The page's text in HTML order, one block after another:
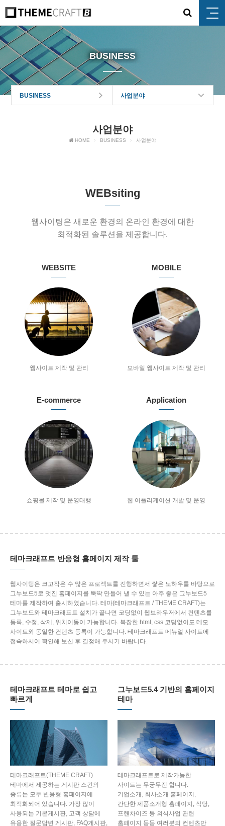
BUSINESS
BUSINESS 사업분야
사업분야
HOME BUSINESS 사업분야
WEBsiting
웹사이팅은 새로운 환경의 온라인 환경에 대한
최적화된 솔루션을 제공합니다.
WEBSITE
웹사이트 제작 및 관리
MOBILE
모바일 웹사이트 제작 및 관리
E-commerce
쇼핑몰 제작 및 운영대행
Application
웹 어플리케이션 개발 및 운영
테마크래프트 반응형 홈페이지 제작 툴
웹사이팅은 크고작은 수 많은 프로젝트를 진행하면서 쌓은 노하우를 바탕으로
그누보드5로 멋진 홈페이지를 뚝딱 만들어 낼 수 있는 아주 좋은 그누보드5
테마를 제작하여 출시하였습니다. 테마(테마크래프트 / THEME CRAFT)는
그누보드와 테마크래프트 설치가 끝나면 코딩없이 웹브라우저에서 컨텐츠를
등록, 수정, 삭제, 위치이동이 가능합니다. 복잡한 html, css 코딩없이도 데모
사이트와 동일한 컨텐츠 등록이 가능합니다. 테마크래프트 메뉴얼 사이트에
접속하시어 확인해 보신 후 결정해 주시기 바랍니다.
테마크래프트 테마로 쉽고
빠르게
테마크래프트(THEME CRAFT)
테마에서 제공하는 게시판 스킨의
종류는 모두 반응형 홈페이지에
최적화되어 있습니다. 가장 많이
사용되는 기본게시판, 고객 상담에
유용한 질문답변 게시판, FAQ게시판,
그누보드5.4 기반의 홈페이지
테마
테마크래프트로 제작가능한
사이트는 무궁무진 합니다.
기업소개, 회사소개 홈페이지,
간단한 제품소개형 홈페이지, 식당,
프랜차이즈 등 외식사업 관련
홈페이지 등등 여러분의 컨텐츠만